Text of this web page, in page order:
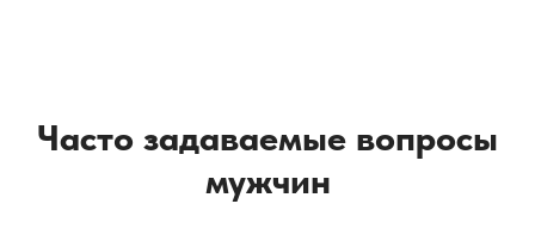
Часто задаваемые вопросы
мужчин